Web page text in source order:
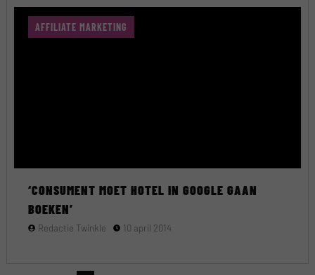
AFFILIATE MARKETING
‘CONSUMENT MOET HOTEL IN GOOGLE GAAN
BOEKEN’
Redactie Twinkle 10 april 2014